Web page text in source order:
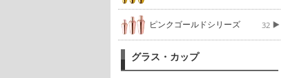
ピンクゴールドシリーズ 32
グラス・カップ